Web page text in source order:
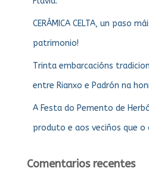
CERÁMICA CELTA, un paso
patrimonio!
Trinta embarcacións
entre Rianxo e Padrón na
A Festa do Pemento de
produto e aos veciños que o
Comentarios recentes